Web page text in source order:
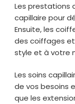
Les prestations
capillaire pour
Ensuite, les
des coiffages
style et à votre
Les soins
de vos besoins
que les